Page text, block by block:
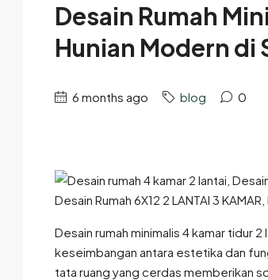
Desain Rumah
Hunian Modern di
6 months ago blog 0
Desain rumah minimalis 4 kamar tidur
keseimbangan antara estetika dan
tata ruang yang cerdas memberikan